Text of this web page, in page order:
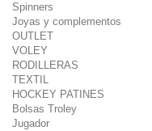
Spinners
Joyas y complementos
OUTLET
VOLEY
RODILLERAS
TEXTIL
HOCKEY PATINES
Bolsas Troley
Jugador